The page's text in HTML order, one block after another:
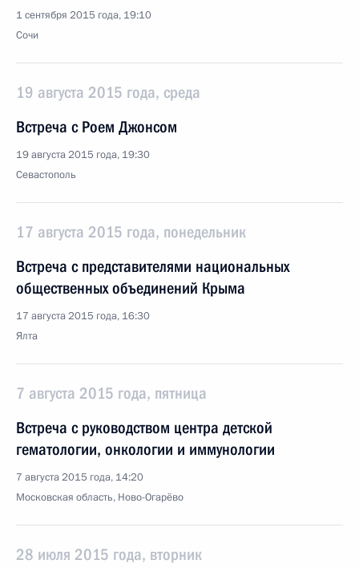
1 сентября 2015 года, 19:10
Сочи
19 августа 2015 года, среда
Встреча с Роем Джонсом
19 августа 2015 года, 19:30
Севастополь
17 августа 2015 года, понедельник
Встреча с представителями национальных
общественных объединений Крыма
17 августа 2015 года, 16:30
Ялта
7 августа 2015 года, пятница
Встреча с руководством центра детской
гематологии, онкологии и иммунологии
7 августа 2015 года, 14:20
Московская область, Ново-Огарёво
28 июля 2015 года, вторник